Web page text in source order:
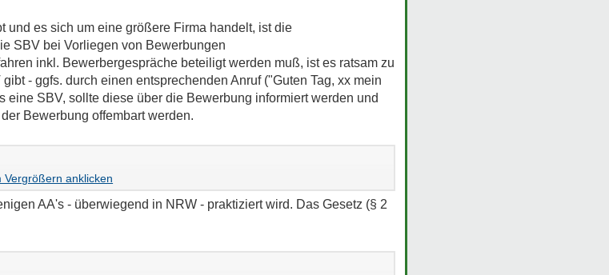
und es sich um eine größere Firma handelt, ist die
SBV bei Vorliegen von Bewerbungen
inkl. Bewerbergespräche beteiligt werden muß, ist es ratsam zu
- ggfs. durch einen entsprechenden Anruf ("Guten Tag, xx mein
eine SBV, sollte diese über die Bewerbung informiert werden und
Bewerbung offembart werden.
für den sie beantragt worden ist?
AA's - überwiegend in NRW - praktiziert wird. Das Gesetz (§ 2